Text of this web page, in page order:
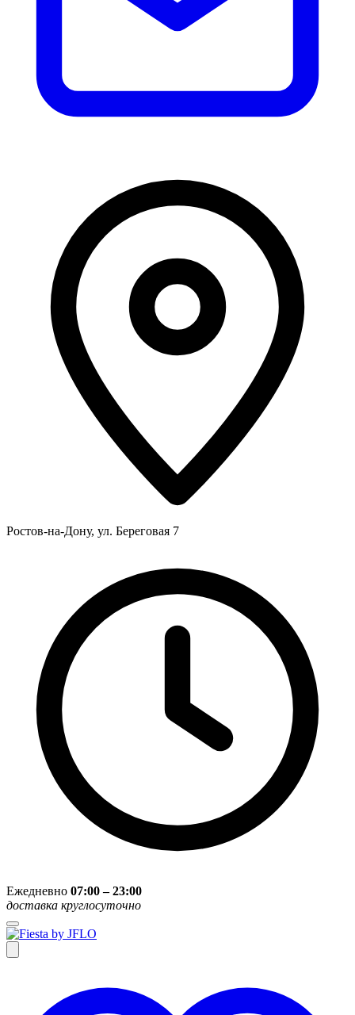
Ростов-на-Дону, ул. Береговая 7
Ежедневно 07:00 – 23:00
доставка круглосуточно